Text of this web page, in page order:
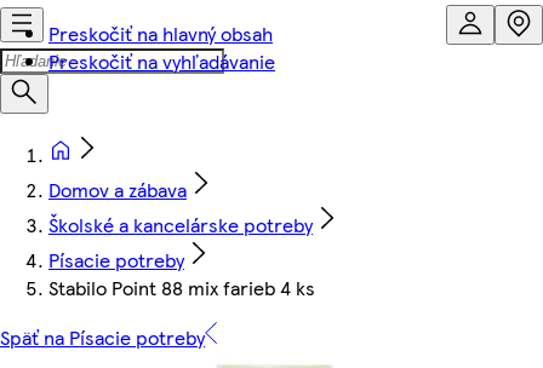
Preskočiť na hlavný obsah
Preskočiť na vyhľadávanie
Domov a zábava
Školské a kancelárske potreby
Písacie potreby
Stabilo Point 88 mix farieb 4 ks
Späť na Písacie potreby